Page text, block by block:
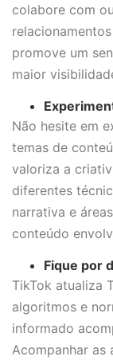
colabore com
promove um
maior
Não hesite em
temas de
valoriza a
diferentes
narrativa e
conteúdo
Fique por
TikTok atualiza
algoritmos e
informado
Acompanhar as